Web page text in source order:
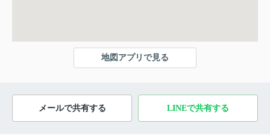
地図アプリで見る
メールで共有する LINEで共有する